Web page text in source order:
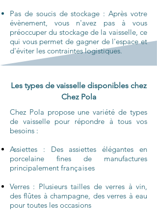
Pas de soucis de stockage : Après votre
évènement, vous n'avez pas à vous
préoccuper du stockage de la vaisselle, ce
qui vous permet de gagner de l'espace et
d'éviter les contraintes logistiques.
Les types de vaisselle disponibles chez
Chez Pola
Chez Pola propose une variété de types
de vaisselle pour répondre à tous vos
besoins :
Assiettes : Des assiettes élégantes en
porcelaine fines de manufactures
principalement françaises
Verres : Plusieurstailles de verres à vin,
des flûtes à champagne, des verres à eau
pour toutes les occasions